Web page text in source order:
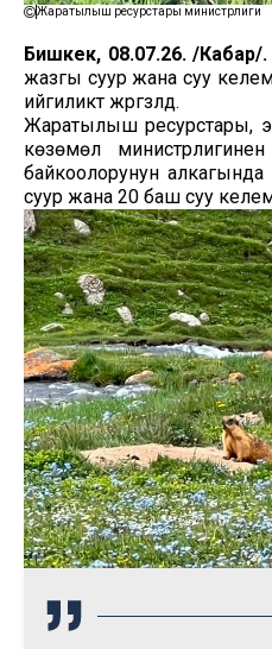
Жаратылыш ресурстары министрлиги
Бишкек, 08.07.26. /Кабар/.
жазгы суур жана суу
ийгиликтүү жүргүзүлдү.
Жаратылыш ресурстары,
көзөмөл
байкоолорунун
суур жана 20 баш суу